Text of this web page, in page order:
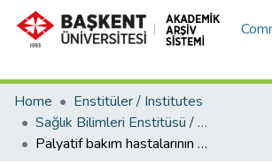
Home
Enstitüler / Institutes
Sağlık Bilimleri Enstitüsü / Health Science Institute
Palyatif bakım hastalarının ve hemşirelerinin itibarlı bakıma ilişkin görüşleri